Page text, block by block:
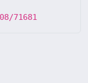
71681